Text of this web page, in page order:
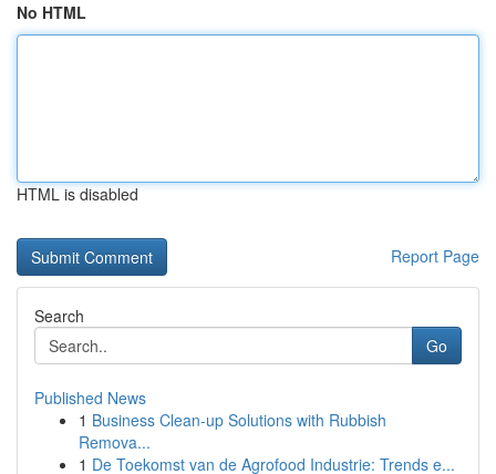
No HTML
HTML is disabled
Report Page
Search
Go
Published News
1 Business Clean-up Solutions with Rubbish
Remova...
1 De Toekomst van de Agrofood Industrie: Trends e...